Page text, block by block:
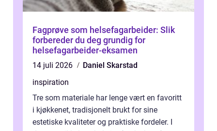
Fagprøve som helsefagarbeider: Slik
forbereder du deg grundig for
helsefagarbeider-eksamen
14 juli 2026
Daniel Skarstad
inspiration
Tre som materiale har lenge vært en favoritt
i kjøkkenet, tradisjonelt brukt for sine
estetiske kvaliteter og praktiske fordeler. I